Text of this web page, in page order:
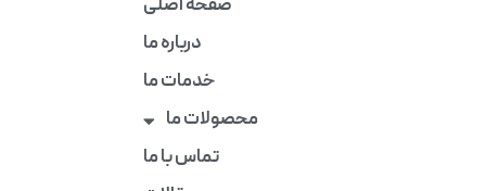
صفحه اصلی
درباره ما
خدمات ما
محصولات ما
تماس با ما